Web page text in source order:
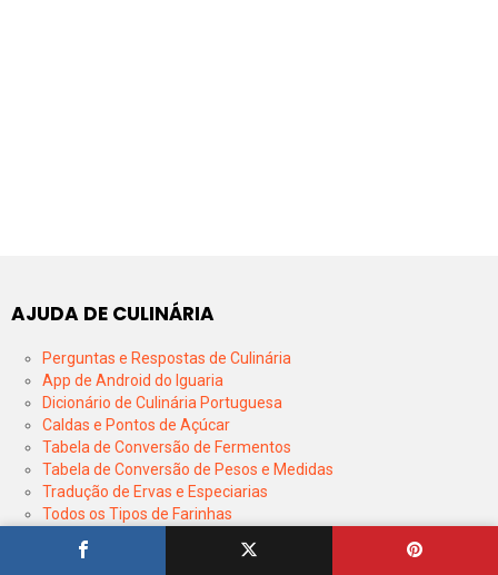
AJUDA DE CULINÁRIA
Perguntas e Respostas de Culinária
App de Android do Iguaria
Dicionário de Culinária Portuguesa
Caldas e Pontos de Açúcar
Tabela de Conversão de Fermentos
Tabela de Conversão de Pesos e Medidas
Tradução de Ervas e Especiarias
Todos os Tipos de Farinhas
Tempos de Cozedura de Legumes e Vegetais